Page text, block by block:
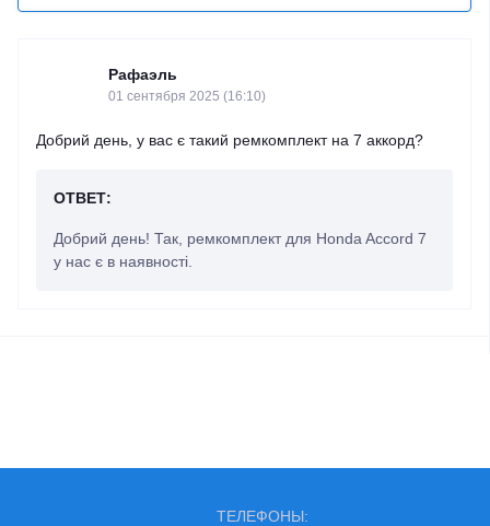
Рафаэль
01 сентября 2025 (16:10)
Добрий день, у вас є такий ремкомплект на 7 аккорд?
ОТВЕТ:
Добрий день! Так, ремкомплект для Honda Accord 7
у нас є в наявності.
ТЕЛЕФОНЫ: